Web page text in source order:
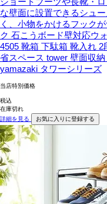
な壁面に設置できるシュ
く、小物をかけるフックが
ク 石こうボード壁対応ウ
4505 靴箱 下駄箱 靴入れ
省スペース tower 壁面収
yamazaki タワーシリーズ
当店特別価格
税込
在庫切れ
詳細を見る
お気に入りに登録する